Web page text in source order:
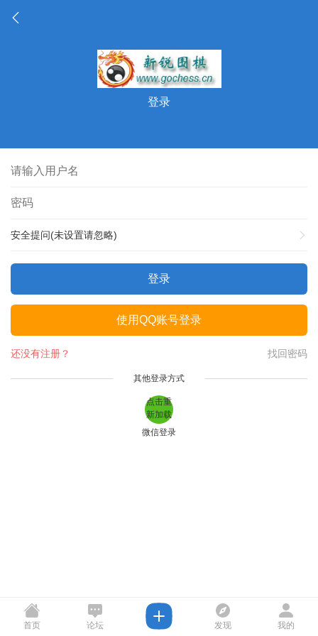
登录
安全提问(未设置请忽略)
登录
使用QQ账号登录
找回密码
还没有注册？
其他登录方式
点击重
新加载
微信登录
首页 论坛 发现 我的